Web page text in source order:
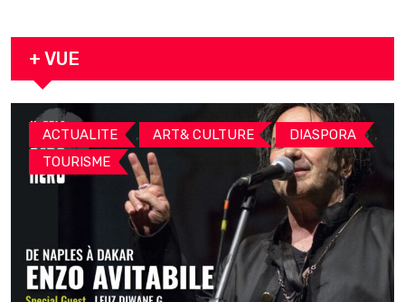
arrestation
+ VUE
ACTUALITE , ART& CULTURE , DIASPORA ,
TOURISME